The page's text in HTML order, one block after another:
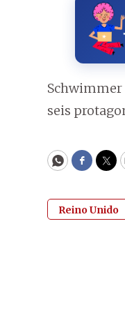
Schwimmer
seis
WhatsApp
Reino Unido